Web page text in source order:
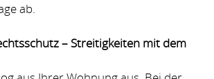
ab.
– Streitigkeiten mit dem